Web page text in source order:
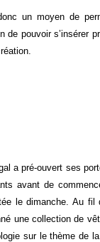
un moyen de
pouvoir s’insérer
a pré-ouvert ses
avant de
le dimanche. Au fil
une collection de
sur le thème de